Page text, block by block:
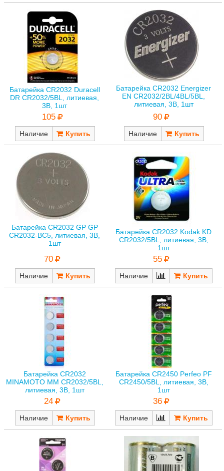
Батарейка CR2032 Duracell
DR CR2032/5BL, литиевая,
3В, 1шт
105
Наличие
Батарейка CR2032 Energizer
EN CR2032/2BL/4BL/5BL,
литиевая, 3В, 1шт
90
Наличие
Батарейка CR2032 GP GP
CR2032-BC5, литиевая, 3В,
1шт
70
Наличие
Батарейка CR2032 Kodak KD
CR2032/5BL, литиевая, 3В,
1шт
55
Наличие
Батарейка CR2032
MINAMOTO MM CR2032/5BL,
литиевая, 3В, 1шт
24
Наличие
Батарейка CR2450 Perfeo PF
CR2450/5BL, литиевая, 3В,
1шт
36
Наличие